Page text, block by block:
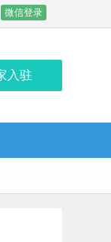
微信登录
入驻